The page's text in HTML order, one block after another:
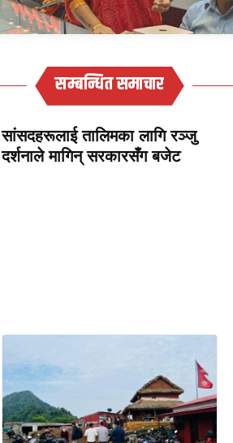
सम्बन्धित समाचार
सांसदहरूलाई तालिमका लागि रञ्जु
दर्शनाले मागिन् सरकारसँग बजेट